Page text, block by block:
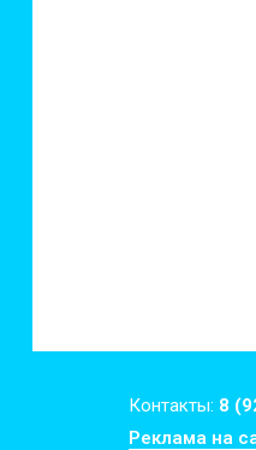
Контакты: 8
Реклама на